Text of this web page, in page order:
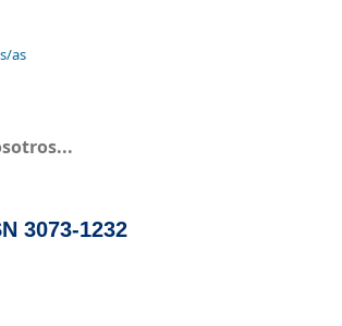
as
3073-1232